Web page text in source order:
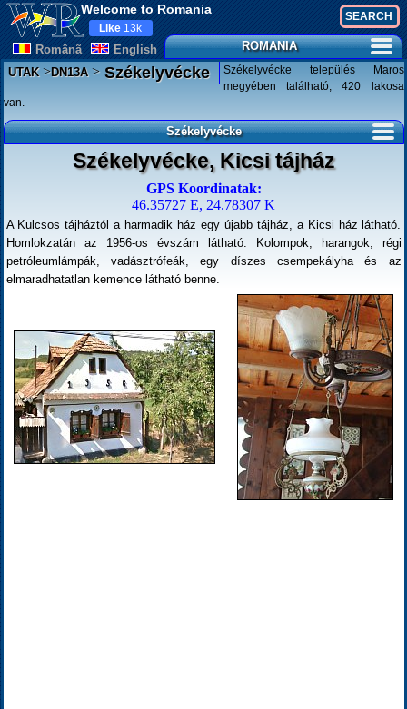
Welcome to Romania
Românã English
Like 13k
ROMANIA
UTAK>DN13A>Székelyvécke
Székelyvécke település Maros
megyében található, 420 lakosa
van.
Székelyvécke
Székelyvécke, Kicsi tájház
GPS Koordinatak:
46.35727 E, 24.78307 K
A Kulcsos tájháztól a harmadik ház egy újabb tájház, a Kicsi ház látható.
Homlokzatán az 1956-os évszám látható. Kolompok, harangok, régi
petróleumlámpák, vadásztrófeák, egy díszes csempekályha és az
elmaradhatatlan kemence látható benne.